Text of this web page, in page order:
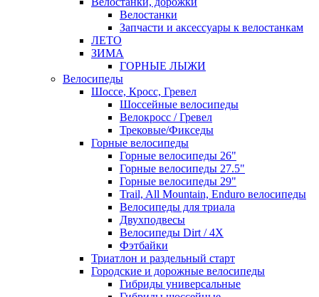
Велостанки
Запчасти и аксессуары к велостанкам
ЛЕТО
ЗИМА
ГОРНЫЕ ЛЫЖИ
Велосипеды
Шоссе, Кросс, Гревел
Шоссейные велосипеды
Велокросс / Гревел
Трековые/Фикседы
Горные велосипеды
Горные велосипеды 26"
Горные велосипеды 27.5"
Горные велосипеды 29"
Trail, All Mountain, Enduro велосипеды
Велосипеды для триала
Двухподвесы
Велосипеды Dirt / 4X
Фэтбайки
Триатлон и раздельный старт
Городские и дорожные велосипеды
Гибриды универсальные